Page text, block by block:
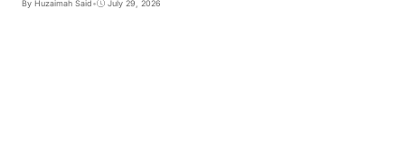
By Huzaimah Said• July 29, 2026